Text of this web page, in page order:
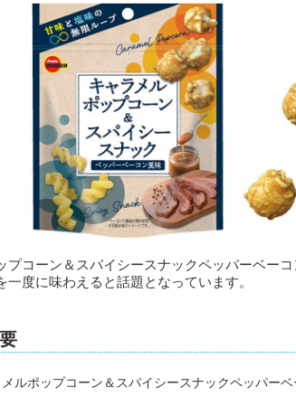
プコーン＆スパイシースナックペッパーベー
一度に味わえると話題となっています。
ルポップコーン＆スパイシースナックペッパー